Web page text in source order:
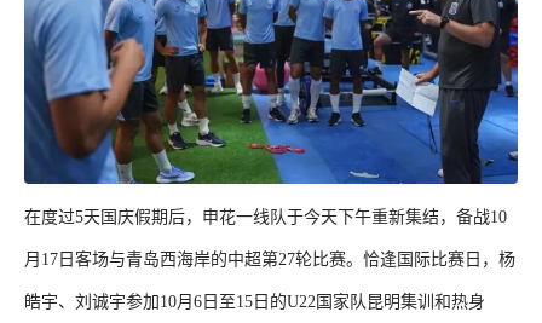
在度过5天国庆假期后，申花一线队于今天下午重新集结，备战10
月17日客场与青岛西海岸的中超第27轮比赛。恰逢国际比赛日，杨
皓宇、刘诚宇参加10月6日至15日的U22国家队昆明集训和热身